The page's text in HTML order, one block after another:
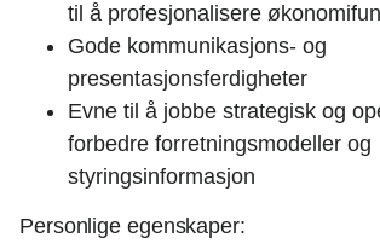
til å profesjonalisere
Gode kommunikasjons- og
presentasjonsferdigheter
Evne til å jobbe strategisk og
forbedre forretningsmodeller og
styringsinformasjon
Personlige egenskaper: